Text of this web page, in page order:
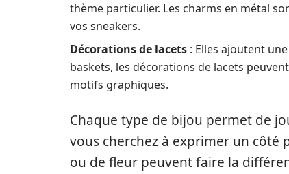
thème particulier. Les charms en métal
vos sneakers.
Décorations de lacets : Elles ajoutent
baskets, les décorations de lacets
motifs graphiques.
Chaque type de bijou permet de
vous cherchez à exprimer un
ou de fleur peuvent faire la